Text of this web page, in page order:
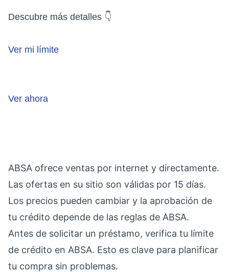
Descubre más detalles 👇
Ver mi límite
Ver ahora
ABSA ofrece ventas por internet y directamente.
Las ofertas en su sitio son válidas por 15 días.
Los precios pueden cambiar y la aprobación de
tu crédito depende de las reglas de ABSA.
Antes de solicitar un préstamo, verifica tu límite
de crédito en ABSA. Esto es clave para planificar
tu compra sin problemas.